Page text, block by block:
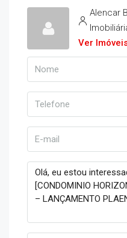
Alencar
Ver